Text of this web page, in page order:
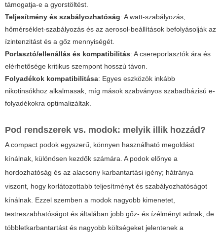
támogatja-e a gyorstöltést.
Teljesítmény és szabályozhatóság: A watt-szabályozás,
hőmérséklet-szabályozás és az aerosol-beállítások befolyásolják az
ízintenzitást és a gőz mennyiségét.
Porlasztó/ellenállás és kompatibilitás: A csereporlasztók ára és
elérhetősége kritikus szempont hosszú távon.
Folyadékok kompatibilitása: Egyes eszközök inkább
nikotinsókhoz alkalmasak, míg mások szabványos szabadbázisú e-
folyadékokra optimalizáltak.
Pod rendszerek vs. modok: melyik illik hozzád?
A compact podok egyszerű, könnyen használható megoldást
kínálnak, különösen kezdők számára. A podok előnye a
hordozhatóság és az alacsony karbantartási igény; hátránya
viszont, hogy korlátozottabb teljesítményt és szabályozhatóságot
kínálnak. Ezzel szemben a modok nagyobb kimenetet,
testreszabhatóságot és általában jobb gőz- és ízélményt adnak, de
többletkarbantartást és nagyobb költségeket jelentenek a